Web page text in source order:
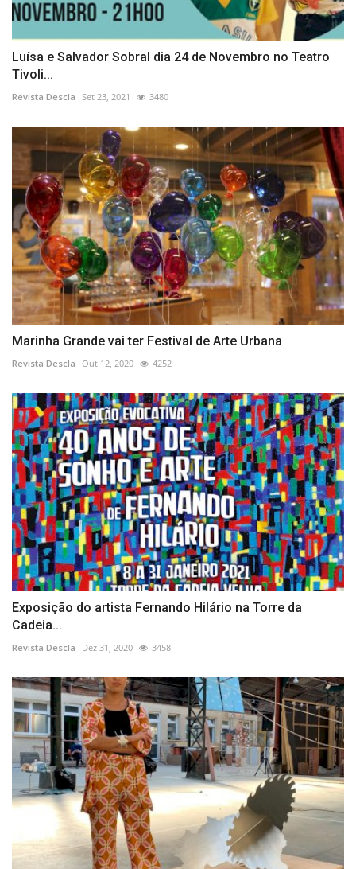
Luísa e Salvador Sobral dia 24 de Novembro no Teatro
Tivoli...
Revista Descla Set 23, 2021 3480
Marinha Grande vai ter Festival de Arte Urbana
Revista Descla Out 12, 2020 4252
Exposição do artista Fernando Hilário na Torre da
Cadeia...
Revista Descla Dez 31, 2020 3458